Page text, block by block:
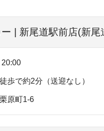
ー | 新尾道駅前店(新
歩で約2分（送迎なし）
原町1-6